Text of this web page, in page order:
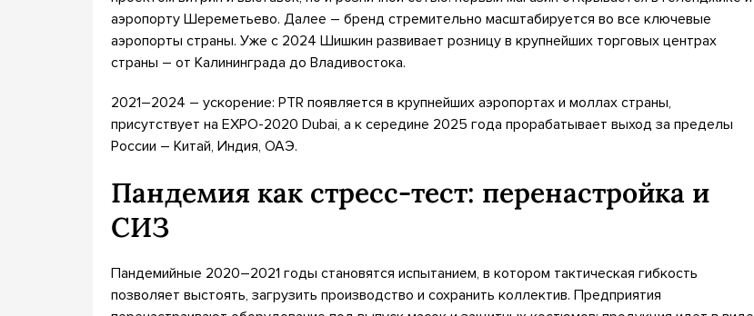
аэропорту Шереметьево. Далее – бренд стремительно масштабируется во все ключевые
аэропорты страны. Уже с 2024 Шишкин развивает розницу в крупнейших торговых центрах
страны – от Калининграда до Владивостока.
2021–2024 – ускорение: PTR появляется в крупнейших аэропортах и моллах страны,
присутствует на EXPO-2020 Dubai, а к середине 2025 года прорабатывает выход за пределы
России – Китай, Индия, ОАЭ.
Пандемия как стресс-тест: перенастройка и
СИЗ
Пандемийные 2020–2021 годы становятся испытанием, в котором тактическая гибкость
позволяет выстоять, загрузить производство и сохранить коллектив. Предприятия